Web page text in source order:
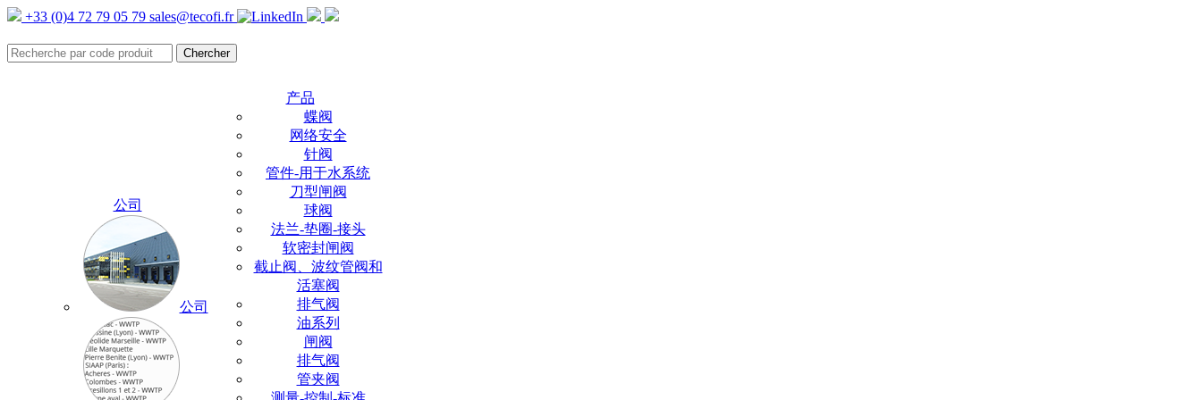
+33 (0)4 72 79 05 79 sales@tecofi.fr
公司
公司
产品
蝶阀
网络安全
针阀
管件-用于水系统
刀型闸阀
球阀
法兰-垫圈-接头
软密封闸阀
截止阀、波纹管阀和
活塞阀
排气阀
油系列
闸阀
排气阀
管夹阀